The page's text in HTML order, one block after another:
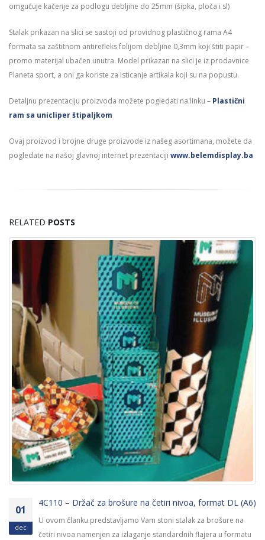
omgućuje kačenje za podlogu debljine do 25mm (šipka, ploča i sl)
Stalak prikazan na slici se sastoji od providnog plastičnog rama A4
formata sa zaštitnom antirefleks folijom debljine 0,3mm koji štiti papir –
promo materijal ubačen unutra. Model prikazan na slici je iz prodavnice
Planeta sport, a oni ga koriste za isticanje artikala koji su na popustu.
Detaljnu prezentaciju proizvoda možete pogledati na linku – Plastični
ram sa unicliper štipaljkom
Ovaj proizvod i brojne druge proizvode iz našeg asortimana, možete da
pogledate na našoj glavnoj internet prezentaciji www.belemdisplay.ba
RELATED POSTS
01
dec
4C110 – Držač za brošure na četiri nivoa, format DL (A6)
U ovom članku predstavljamo Vam stoni stalak za brošure na
četiri nivoa namenjen za izlaganje standardnih flajera u formatu